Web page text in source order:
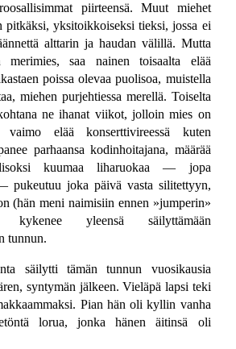
piirteensä. Muut miehet
pitkäksi, yksitoikkoiseksi tieksi, jossa ei
alttarin ja haudan välillä. Mutta
saa nainen toisaalta elää
poissa olevaa puolisoa, muistella
miehen purjehtiessa merellä. Toiselta
ne ihanat viikot, jolloin mies on
elää konserttivireessä kuten
parhaansa kodinhoitajana, määrää
kuumaa liharuokaa — jopa
pukeutuu joka päivä vasta silitettyyn,
(hän meni naimisiin ennen »jumperin»
kykenee yleensä säilyttämään
tunnun.
säilytti tämän tunnun vuosikausia
syntymän jälkeen. Vieläpä lapsi teki
Pian hän oli kyllin vanha
lorua, jonka hänen äitinsä oli